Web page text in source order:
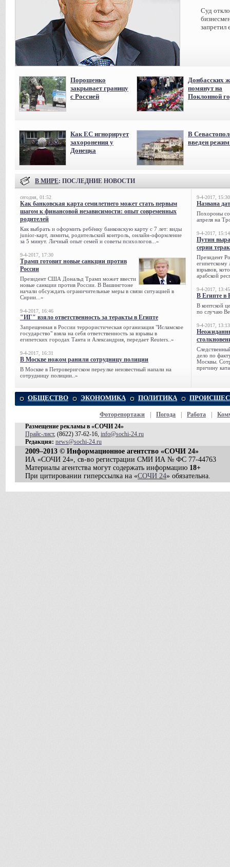
Суд
запретил
Порошенко
закрывает границу
с Россией
Донбасских
помянут на
Поклонной
Как ЕС игнорирует
захоронения у
Донецка
В
введен
В МИРЕ: ПОСЛЕДНИЕ НОВОСТИ
сегодня, 01:52
Как банковская карта семилетнего может стать первым
шагом к финансовой независимости: опыт современных
родителей
Как выбрать и оформить ребёнку банковскую карту с 7 лет: виды
junior-карт, лимиты, родительский контроль, онлайн-оформление
за 5 минут. Личный опыт семей и советы психологов...»
9-4-2017, 17:30
Трамп готовит новые санкции против
России
Президент США Дональд Трамп может ввести
новые санкции против России. В Вашингтоне
начали обсуждать ограничительные меры в связи ситуацией в
Сирии...»
9-4-2017, 16:46
"ИГ" взяло ответственность за теракты в Египте
Запрещенная в России террористическая организация "Исламское
государство" взяла на себя ответственность за взрывы в
египетских городах Танта и Александрия, передает Reuters..»
9-4-2017, 16:31
В Москве ножом ранили сотрудницу полиции
В Москве в Петроверигском переулке неизвестный напали на
сотрудницу полиции..»
9-4-2017, 15:30
Названа
Похороны
апреля на
9-4-2017, 15:14
Путин
серии
Президент
египетскому
взрывов,
арабской
9-4-2017, 13:45
В Египте в
В коптской
по случаю
9-4-2017, 13:13
дело по
Москвы.
причину
ОБЩЕСТВО ЭКОНОМИКА ПОЛИТИКА
Фоторепортажи Погода Работа
Размещение рекламы в «СОЧИ 24»
Прайс-лист, (8622) 37-62-16, info@sochi-24.ru
Редакция: news@sochi-24.ru
2009–2013 © Информационное агентство «СОЧИ 24»
ИА «СОЧИ 24», св-во регистрации СМИ ИА № ФС 77-44763
Материалы агентства могут содержать информацию 18+
При цитировании гиперссылка на «СОЧИ 24» обязательна.